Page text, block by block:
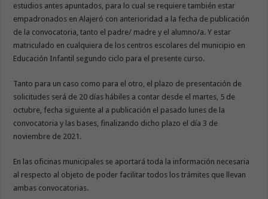
estudios antes apuntados, para lo cual se requiere también estar
empadronados en Alajeró con anterioridad a la fecha de publicación
de la convocatoria, tanto el padre/ madre y el alumno/a. Y estar
matriculado en cualquiera de los centros escolares del municipio en
Educación Infantil segundo ciclo para el presente curso.
Tanto para un caso como para el otro, el plazo de presentación de
solicitudes será de 20 días hábiles a contar desde el martes, 5 de
octubre, fecha siguiente al a publicación el pasado lunes de la
convocatoria y las bases, finalizando dicho plazo el día 3 de
noviembre de 2021.
En las oficinas municipales se aportará toda la información necesaria
al respecto al objeto de poder facilitar todos los trámites que llevan
ambas convocatorias.